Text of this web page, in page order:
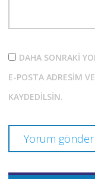
DAHA SONRAKI
E-POSTA ADRESIM
KAYDEDILSIN.